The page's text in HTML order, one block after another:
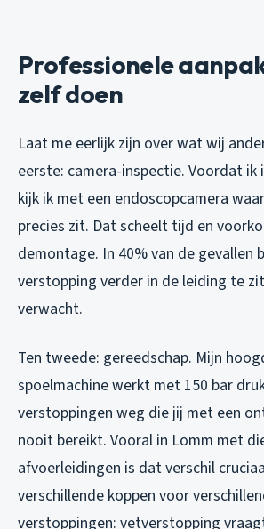
Professionele
zelf doen
Laat me eerlijk zijn over wat wij
eerste: camera-inspectie. Voordat
kijk ik met een endoscopcamera
precies zit. Dat scheelt tijd en
demontage. In 40% van de gevallen
verstopping verder in de leiding te
verwacht.
Ten tweede: gereedschap. Mijn
spoelmachine werkt met 150 bar
verstoppingen weg die jij met een
nooit bereikt. Vooral in Lomm met
afvoerleidingen is dat verschil
verschillende koppen voor
verstoppingen: vetverstopping